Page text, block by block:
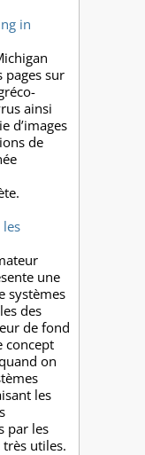
in
pages sur
ainsi
d’images
de
les
une
systèmes
des
de fond
concept
on
les
par les
très utiles.